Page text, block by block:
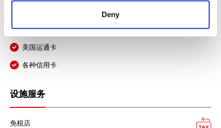
Deny
Diners信用卡
美国运通卡
各种信用卡
设施服务
免税店